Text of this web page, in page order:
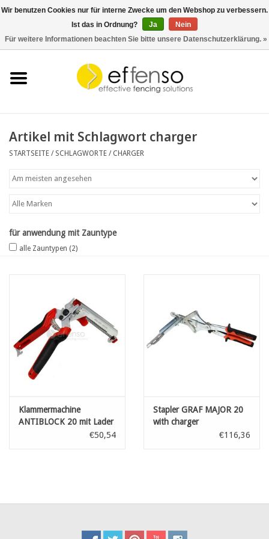
Schnäppchen
Contact
Artikel mit Schlagwort charger
STARTSEITE / SCHLAGWORTE / CHARGER
für anwendung mit Zauntype
alle Zauntypen (2)
Klammermachine
ANTIBLOCK 20 mit Lader
€50,54
Stapler GRAF MAJOR 20
with charger
€116,36
Wir benutzen Cookies nur für interne Zwecke um den Webshop zu verbessern.
Ist das in Ordnung?
Ja
Nein
Für weitere Informationen beachten Sie bitte unsere Datenschutzerklärung. »